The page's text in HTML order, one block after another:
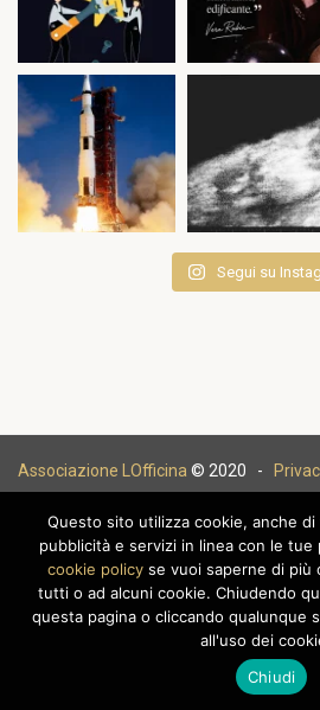
Segui su
Associazione LOfficina © 2020 -
Questo sito utilizza cookie, anche
pubblicità e servizi in linea con le
cookie policyse vuoi saperne di più
tutti o ad alcuni cookie. Chiudendo
questa pagina o cliccando qualunque
all'uso dei
Chiudi